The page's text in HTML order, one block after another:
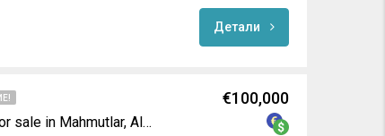
Детали
Furnished 1+1 apartment for sale in Mahmutlar, Alanya
€100,000